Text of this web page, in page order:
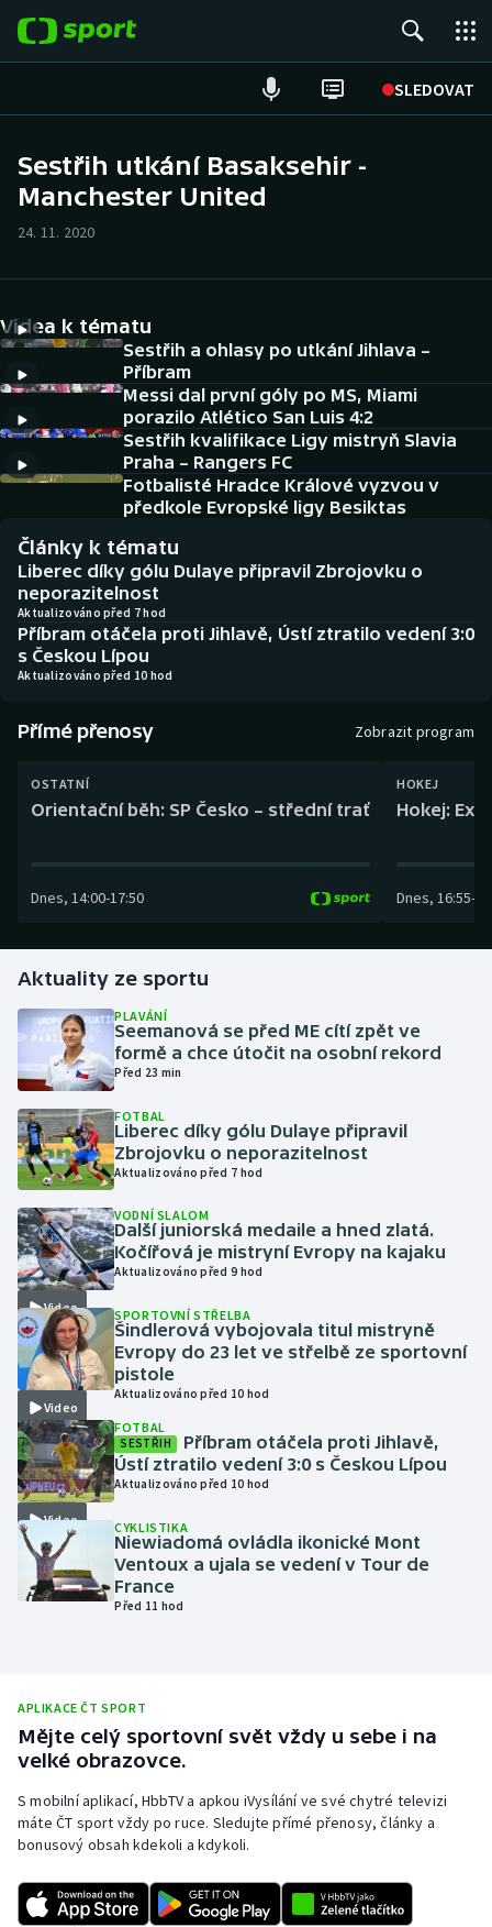
SLEDOVAT
Hokej
Cyklistika
DALŠÍ SPORTY
Americký fotbal
Baseball a softbal
Basketbal
Biatlon
Boby a skeleton
Box
Curling
Golf
Gymnastika
Házená
Jezdectví
Judo
Krasobruslení
Lezení
Lyže a snowboard
Moderní pětiboj
Motorsport
Olympijské hry
Parasport
Rychlostní kanoistika
Short track
NEPŘEHLÉDNĚTE
Historické návraty
Aplikace ČT sport
AZ kvíz
Sestřih utkání Basaksehir -
Manchester United
24. 11. 2020
Videa k tématu
Sestřih a ohlasy po utkání Jihlava –
Příbram
Messi dal první góly po MS, Miami
porazilo Atlético San Luis 4:2
Sestřih kvalifikace Ligy mistryň Slavia
Praha – Rangers FC
Fotbalisté Hradce Králové vyzvou v
předkole Evropské ligy Besiktas
Články k tématu
Liberec díky gólu Dulaye připravil Zbrojovku o
neporazitelnost
Aktualizováno před 7 hod
Příbram otáčela proti Jihlavě, Ústí ztratilo vedení 3:0
s Českou Lípou
Aktualizováno před 10 hod
Přímé přenosy Zobrazit program
OSTATNÍ
Orientační běh: SP Česko – střední trať
Dnes, 14:00-17:50
HOKEJ
Hokej:
Dnes, 16:55-
Aktuality ze sportu
PLAVÁNÍ
Seemanová se před ME cítí zpět ve
formě a chce útočit na osobní rekord
Před 23 min
FOTBAL
Liberec díky gólu Dulaye připravil
Zbrojovku o neporazitelnost
Aktualizováno před 7 hod
Video
VODNÍ SLALOM
Další juniorská medaile a hned zlatá.
Kočířová je mistryní Evropy na kajaku
Aktualizováno před 9 hod
Video
SPORTOVNÍ STŘELBA
Šindlerová vybojovala titul mistryně
Evropy do 23 let ve střelbě ze sportovní
pistole
Aktualizováno před 10 hod
Video
FOTBAL
SESTŘIH
Příbram otáčela proti Jihlavě,
Ústí ztratilo vedení 3:0 s Českou Lípou
Aktualizováno před 10 hod
CYKLISTIKA
Niewiadomá ovládla ikonické Mont
Ventoux a ujala se vedení v Tour de
France
Před 11 hod
APLIKACE ČT SPORT
Mějte celý sportovní svět vždy u sebe i na
velké obrazovce.
S mobilní aplikací, HbbTV a apkou iVysílání ve své chytré televizi
máte ČT sport vždy po ruce. Sledujte přímé přenosy, články a
bonusový obsah kdekoli a kdykoli.